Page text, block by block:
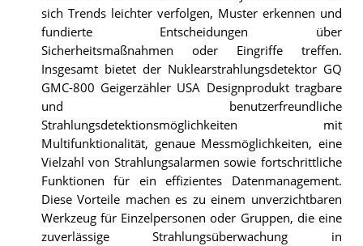
sich Trends leichter verfolgen, Muster erkennen und
fundierte Entscheidungen über
Sicherheitsmaßnahmen oder Eingriffe treffen.
Insgesamt bietet der Nuklearstrahlungsdetektor GQ
GMC-800 Geigerzähler USA Designprodukt tragbare
und benutzerfreundliche
Strahlungsdetektionsmöglichkeiten mit
Multifunktionalität, genaue Messmöglichkeiten, eine
Vielzahl von Strahlungsalarmen sowie fortschrittliche
Funktionen für ein effizientes Datenmanagement.
Diese Vorteile machen es zu einem unverzichtbaren
Werkzeug für Einzelpersonen oder Gruppen, die eine
zuverlässige Strahlungsüberwachung in